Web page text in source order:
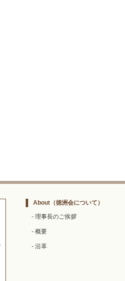
About （徳洲会について）
- 理事長のご挨拶
- 概要
- 沿革